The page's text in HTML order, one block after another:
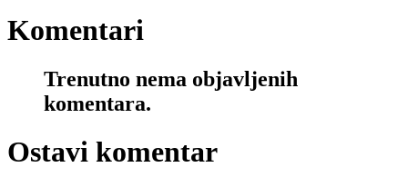
Komentari
Trenutno nema objavljenih
komentara.
Ostavi komentar